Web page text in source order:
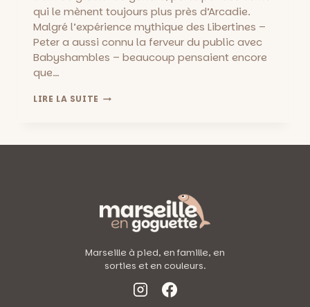
qui le mènent toujours plus près d’Arcadie.
Malgré l’expérience mythique des Libertines –
Peter a aussi connu la ferveur du public avec
Babyshambles – beaucoup pensaient encore
que…
LIRE LA SUITE PETER
ALÉATOIRE
–
THIS
MUSIC
Marseille à pied, en famille, en
sorties et en couleurs.